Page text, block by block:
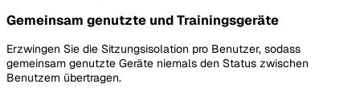
Gemeinsam genutzte und Trainingsgeräte
Erzwingen Sie die Sitzungsisolation pro Benutzer, sodass
gemeinsam genutzte Geräte niemals den Status zwischen
Benutzern übertragen.